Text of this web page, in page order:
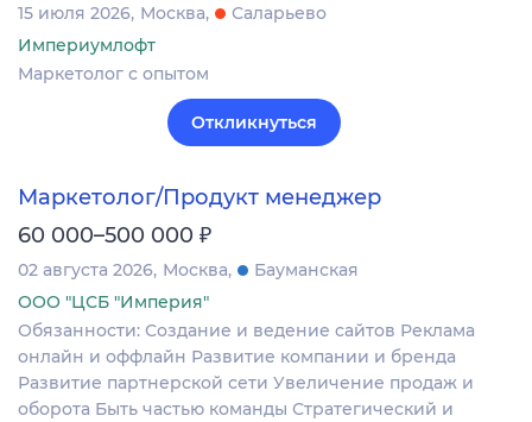
15 июля 2026 Москва
Саларьево
Империумлофт
Маркетолог с опытом
Откликнуться
Маркетолог/Продукт менеджер
60 000–500 000 ₽
02 августа 2026 Москва
Бауманская
ООО "ЦСБ "Империя"
Обязанности: Создание и ведение сайтов Реклама
онлайн и оффлайн Развитие компании и бренда
Развитие партнерской сети Увеличение продаж и
оборота Быть частью команды Стратегический и